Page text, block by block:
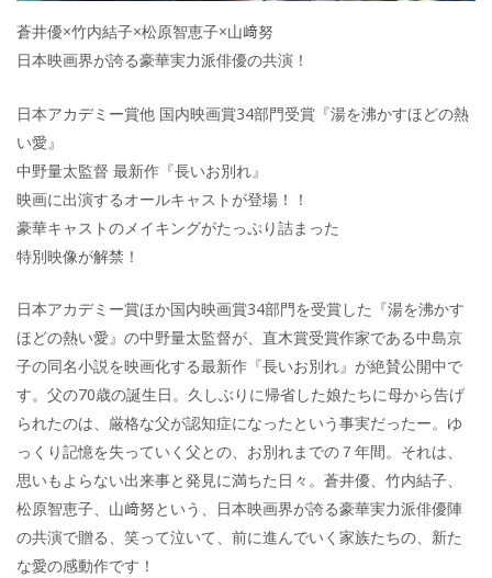
蒼井優×竹内結子×松原智恵子×山﨑努
日本映画界が誇る豪華実力派俳優の共演！
日本アカデミー賞他 国内映画賞34部門受賞『湯を沸かすほどの熱
い愛』
中野量太監督 最新作『長いお別れ』
映画に出演するオールキャストが登場！！
豪華キャストのメイキングがたっぷり詰まった
特別映像が解禁！
日本アカデミー賞ほか国内映画賞34部門を受賞した『湯を沸かす
ほどの熱い愛』の中野量太監督が、直木賞受賞作家である中島京
子の同名小説を映画化する最新作『長いお別れ』が絶賛公開中で
す。父の70歳の誕生日。久しぶりに帰省した娘たちに母から告げ
られたのは、厳格な父が認知症になったという事実だったー。ゆ
っくり記憶を失っていく父との、お別れまでの７年間。それは、
思いもよらない出来事と発見に満ちた日々。蒼井優、竹内結子、
松原智恵子、山﨑努という、日本映画界が誇る豪華実力派俳優陣
の共演で贈る、笑って泣いて、前に進んでいく家族たちの、新た
な愛の感動作です！